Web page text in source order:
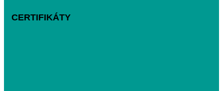
CERTIFIKÁTY